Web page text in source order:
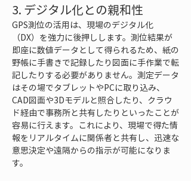
3. デジタル化との親和性
GPS測位の活用は、現場のデジタル化
（DX）を強力に後押しします。測位結果が
即座に数値データとして得られるため、紙の
野帳に手書きで記録したり図面に手作業で転
記したりする必要がありません。測定データ
はその場でタブレットやPCに取り込み、
CAD図面や3Dモデルと照合したり、クラウ
ド経由で事務所と共有したりといったことが
容易に行えます。これにより、現場で得た情
報をリアルタイムに関係者と共有し、迅速な
意思決定や遠隔からの指示が可能になりま
す。